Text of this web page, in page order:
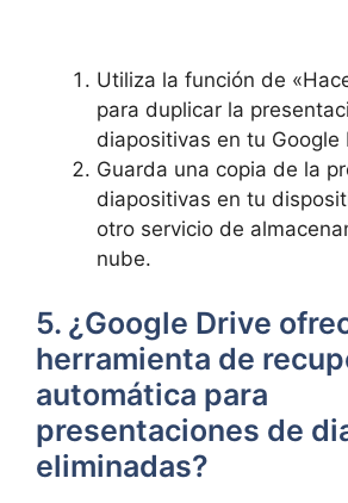
Utiliza la ​función de
para duplicar la
diapositivas en⁤ tu Google
Guarda una copia de la⁢
diapositivas en⁢ tu
otro‌ servicio de
‍nube.
5. ¿Google Drive
herramienta de
automática para
⁣presentaciones de
eliminadas?